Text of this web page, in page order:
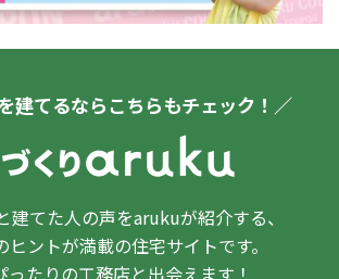
建てるならこちらもチェック！／
建てた人の声をarukuが紹介する、
ヒントが満載の住宅サイトです。
ったりの工務店と出会えます！